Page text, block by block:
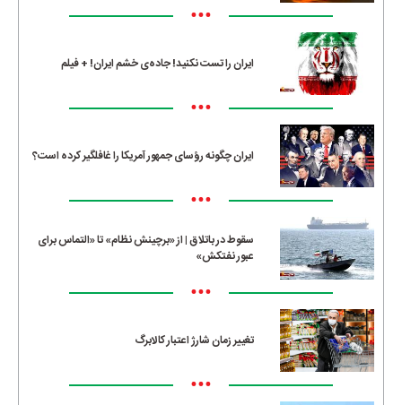
•••
ایران را تست نکنید! جاده‌ی خشم ایران! + فیلم
•••
ایران چگونه رؤسای جمهور آمریکا را غافلگیر کرده است؟
•••
سقوط در باتلاق | از «برچینش نظام» تا «التماس برای
عبور نفتکش»
•••
تغییر زمان شارژ اعتبار کالابرگ
•••